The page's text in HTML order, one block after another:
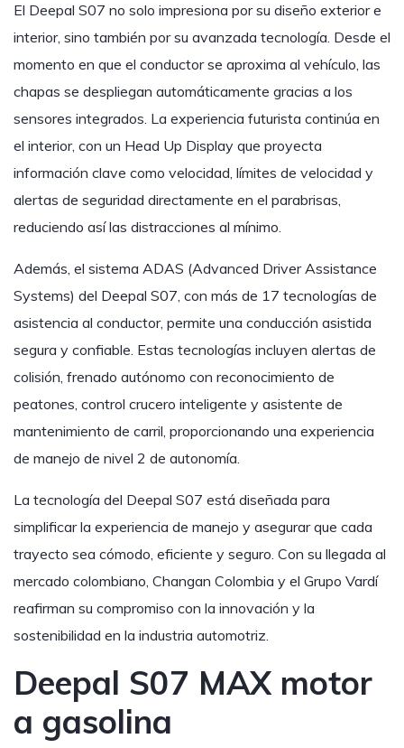
El Deepal S07 no solo impresiona por su diseño exterior e
interior, sino también por su avanzada tecnología. Desde el
momento en que el conductor se aproxima al vehículo, las
chapas se despliegan automáticamente gracias a los
sensores integrados. La experiencia futurista continúa en
el interior, con un Head Up Display que proyecta
información clave como velocidad, límites de velocidad y
alertas de seguridad directamente en el parabrisas,
reduciendo así las distracciones al mínimo.
Además, el sistema ADAS (Advanced Driver Assistance
Systems) del Deepal S07, con más de 17 tecnologías de
asistencia al conductor, permite una conducción asistida
segura y confiable. Estas tecnologías incluyen alertas de
colisión, frenado autónomo con reconocimiento de
peatones, control crucero inteligente y asistente de
mantenimiento de carril, proporcionando una experiencia
de manejo de nivel 2 de autonomía.
La tecnología del Deepal S07 está diseñada para
simplificar la experiencia de manejo y asegurar que cada
trayecto sea cómodo, eficiente y seguro. Con su llegada al
mercado colombiano, Changan Colombia y el Grupo Vardí
reafirman su compromiso con la innovación y la
sostenibilidad en la industria automotriz.
Deepal S07 MAX motor
a gasolina